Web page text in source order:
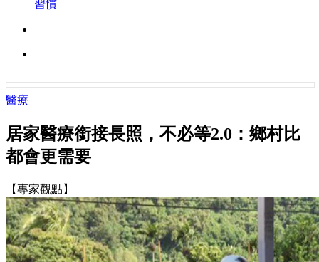
習慣
醫療
居家醫療銜接長照，不必等2.0：鄉村比
都會更需要
【專家觀點】